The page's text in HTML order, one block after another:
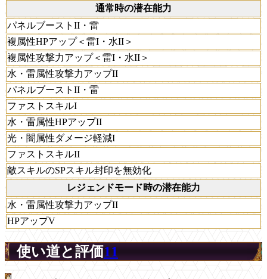
通常時の潜在能力
パネルブーストII・雷
複属性HPアップ＜雷I・水II＞
複属性攻撃力アップ＜雷I・水II＞
水・雷属性攻撃力アップII
パネルブーストII・雷
ファストスキルI
水・雷属性HPアップII
光・闇属性ダメージ軽減I
ファストスキルII
敵スキルのSPスキル封印を無効化
レジェンドモード時の潜在能力
水・雷属性攻撃力アップII
HPアップV
使い道と評価11